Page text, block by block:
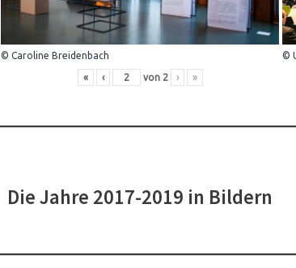
© Caroline Breidenbach ©
« ‹ von 2 › »
Die Jahre 2017-2019 in Bildern